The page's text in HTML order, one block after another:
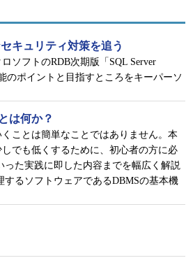
アント、ユーザー、それらを統合するグルー
可能となっています
を通じて死活監視（マシンやシス
に調べること）をしています。死
動、または別のノードへの移動を
ーバー」と呼びます。本稿におけ
を指しますので、フェイルオーバ
なお、WSFCはグループ単位でフ
Serverインスタンスの含まれる
キュリティ対策を追う
ソフトのRDB次期版「SQL Server
のポイントと目指すところをキーパーソ
は何か？
ことは簡単なことではありません。本
でも低くするために、初心者の方に必
た実践に即した内容までを幅広く解説
るソフトウェアであるDBMSの基本機